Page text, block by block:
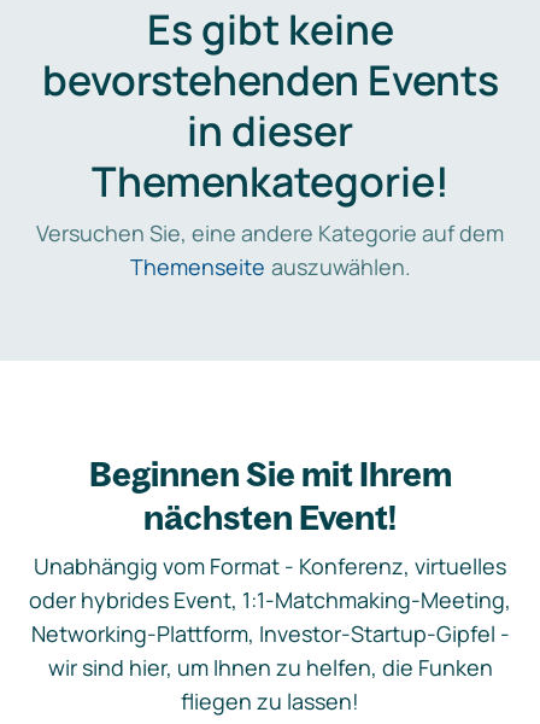
Es gibt keine
bevorstehenden Events
in dieser
Themenkategorie!
Versuchen Sie, eine andere Kategorie auf dem
Themenseite auszuwählen.
Beginnen Sie mit Ihrem
nächsten Event!
Unabhängig vom Format - Konferenz, virtuelles
oder hybrides Event, 1:1-Matchmaking-Meeting,
Networking-Plattform, Investor-Startup-Gipfel -
wir sind hier, um Ihnen zu helfen, die Funken
fliegen zu lassen!